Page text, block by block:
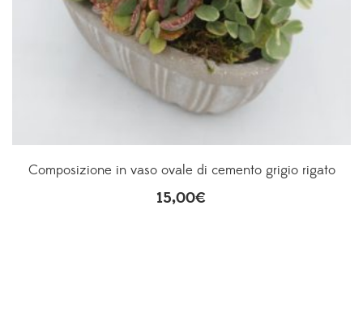
Composizione in vaso ovale di cemento grigio rigato
15,00€